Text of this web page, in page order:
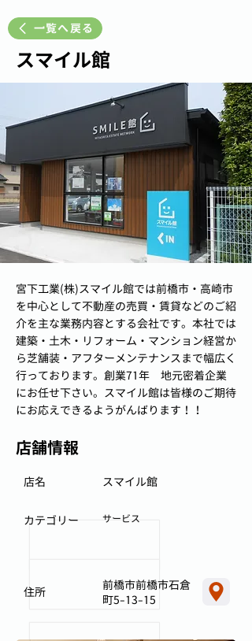
一覧へ戻る
スマイル館
宮下工業(株)スマイル館では前橋市・高崎市
を中心として不動産の売買・賃貸などのご紹
介を主な業務内容とする会社です。本社では
建築・土木・リフォーム・マンション経営か
ら芝舗装・アフターメンテナンスまで幅広く
行っております。創業71年 地元密着企業
にお任せ下さい。スマイル館は皆様のご期待
にお応えできるようがんばります！！
店舗情報
スマイル館
店名
サービス
カテゴリー
前橋市前橋市石倉
町5-13-15
住所